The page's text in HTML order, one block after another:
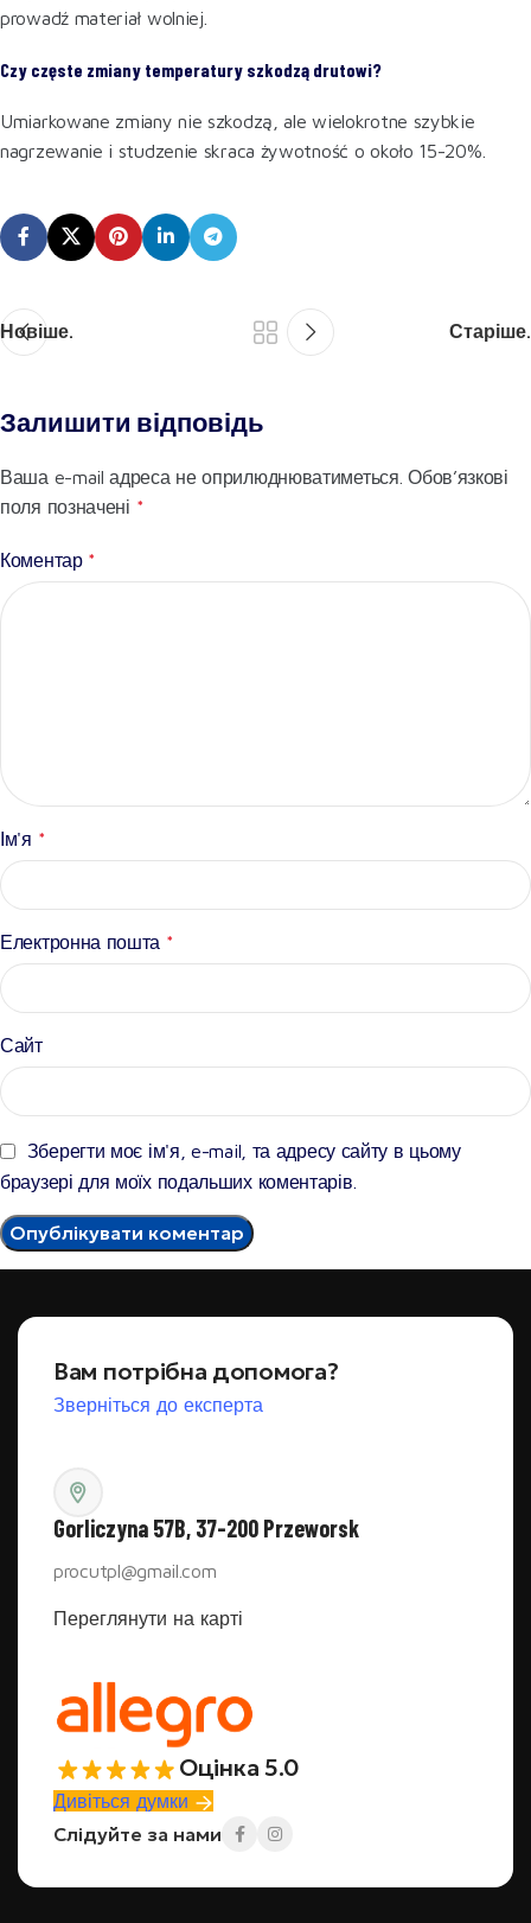
prowadź materiał wolniej.
Czy częste zmiany temperatury szkodzą drutowi?
Umiarkowane zmiany nie szkodzą, ale wielokrotne szybkie
nagrzewanie i studzenie skraca żywotność o około 15-20%.
Новіше. Старіше.
Залишити відповідь
Ваша e-mail адреса не оприлюднюватиметься. Обов’язкові
поля позначені *
Коментар *
Ім'я *
Електронна пошта *
Сайт
Зберегти моє ім'я, e-mail, та адресу сайту в цьому
браузері для моїх подальших коментарів.
Вам потрібна допомога?
Зверніться до експерта
Gorliczyna 57B, 37-200 Przeworsk
procutpl@gmail.com
Переглянути на карті
Оцінка 5.0
Дивіться думки
Слідуйте за нами